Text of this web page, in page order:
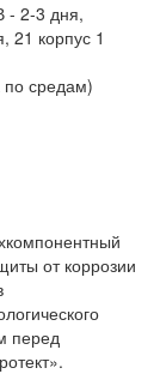
- 2-3 дня,
21 корпус 1
по средам)
от коррозии
перед